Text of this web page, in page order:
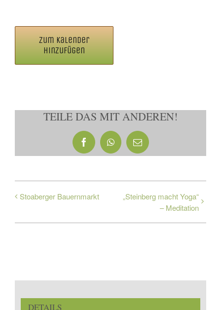
Zum Kalender
hinzufügen
TEILE DAS MIT ANDEREN!
FacebookWhatsApp
E-
Mail
Stoaberger Bauernmarkt
„Steinberg macht Yoga“
– Meditation
DETAILS